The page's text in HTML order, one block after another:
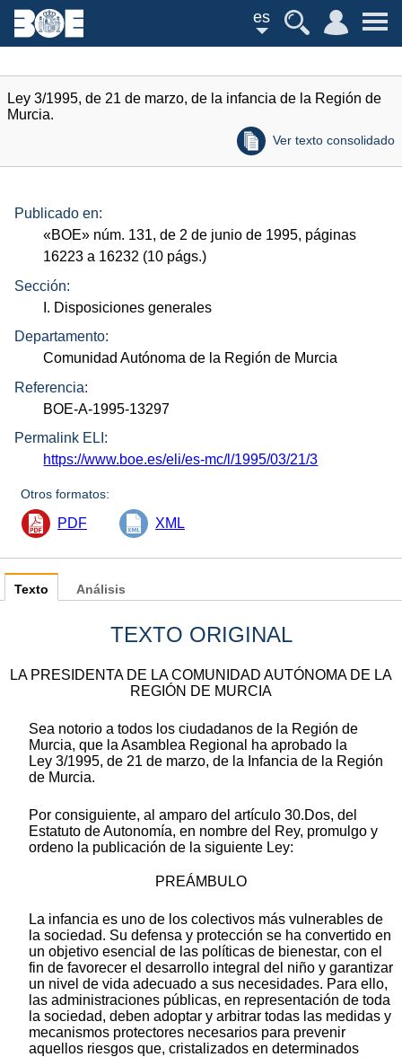
es
Ley 3/1995, de 21 de marzo, de la infancia de la Región de
Murcia.
Ver texto consolidado
Publicado en:
«BOE» núm. 131, de 2 de junio de 1995, páginas
16223 a 16232 (10 págs.)
Sección:
I. Disposiciones generales
Departamento:
Comunidad Autónoma de la Región de Murcia
Referencia:
BOE-A-1995-13297
Permalink ELI:
https://www.boe.es/eli/es-mc/l/1995/03/21/3
Otros formatos:
PDF XML
Texto
TEXTO ORIGINAL
LA PRESIDENTA DE LA COMUNIDAD AUTÓNOMA DE LA
REGIÓN DE MURCIA
Sea notorio a todos los ciudadanos de la Región de
Murcia, que la Asamblea Regional ha aprobado la
Ley 3/1995, de 21 de marzo, de la Infancia de la Región
de Murcia.
Por consiguiente, al amparo del artículo 30.Dos, del
Estatuto de Autonomía, en nombre del Rey, promulgo y
ordeno la publicación de la siguiente Ley:
PREÁMBULO
La infancia es uno de los colectivos más vulnerables de
la sociedad. Su defensa y protección se ha convertido en
un objetivo esencial de las políticas de bienestar, con el
fin de favorecer el desarrollo integral del niño y garantizar
un nivel de vida adecuado a sus necesidades. Para ello,
las administraciones públicas, en representación de toda
la sociedad, deben adoptar y arbitrar todas las medidas y
mecanismos protectores necesarios para prevenir
aquellos riesgos que, cristalizados en determinados
Análisis